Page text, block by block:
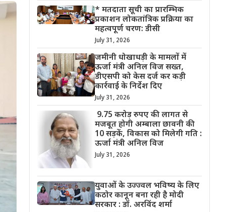
* मतदाता सूची का प्रारम्भिक
प्रकाशन लोकतांत्रिक प्रक्रिया का
महत्वपूर्ण चरण: डीसी
July 31, 2026
जमीनी धोखाधड़ी के मामलों में
ऊर्जा मंत्री अनिल विज सख्त,
डीएसपी को केस दर्ज कर कड़ी
कार्रवाई के निर्देश दिए
July 31, 2026
9.75 करोड़ रुपए की लागत से
मजबूत होगी अम्बाला छावनी की
10 सड़कें, विकास को मिलेगी गति :
ऊर्जा मंत्री अनिल विज
July 31, 2026
युवाओं के उज्ज्वल भविष्य के लिए
कठोर कानून बना रही है मोदी
सरकार : डॉ. अरविंद शर्मा